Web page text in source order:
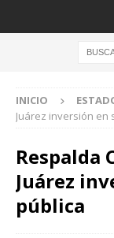
INICIO
Juárez inversión en
Respalda
Juárez
pública